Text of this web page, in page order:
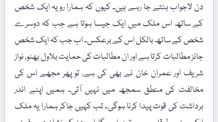
دن لاجواب بنتے جا رہے ہیں۔ کیوں کہ ہمارا رویہ ایک شخص
کے ساتھ اس ملک میں ایک جیسا ہوتا ہے جب کہ دوسرے
شخص کے ساتھ بالکل اس کے برعکس۔ اب جب کہ ایک شخص
جائز مطالبات کرتا ہے اور ان مطالبات کی حمایت بلاول بھٹو، نواز
شریف اور عمران خان نے بھی کی ہے، تو پھر مجھے اس کی
مخالفت کی منطق سمجھ میں نہیں آتی۔ ہمیں اپنے اندر
برداشت کی قوت پیدا کرنا ہوگی۔ تب کہیں جاکر ہمارا یہ ملک